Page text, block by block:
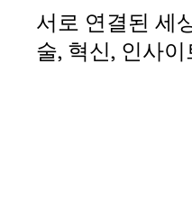
전문성 및 리소스
서로 연결된 세
술, 혁신, 인사